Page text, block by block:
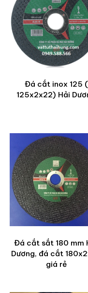
Đá cắt inox 125 (
125x2x22) Hải
Đá cắt sắt 180 mm
Dương, đá cắt
giá rẻ